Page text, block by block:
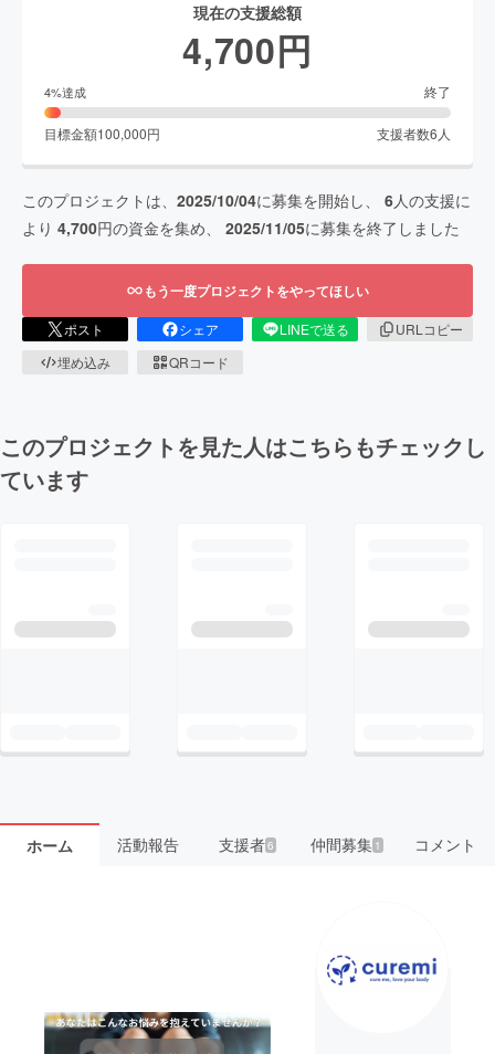
現在の支援総額
4,700円
4%達成 終了
目標金額100,000円 支援者数6人
このプロジェクトは、 2025/10/04に募集を開始し、 6人の支援に
より 4,700円の資金を集め、 2025/11/05に募集を終了しました
もう一度プロジェクトをやってほしい
ポスト シェア LINEで送る
URLコピー
埋め込み
QRコード
このプロジェクトを見た人はこちらもチェックし
ています
ホーム 活動報告 支援者6 仲間募集 1 コメント